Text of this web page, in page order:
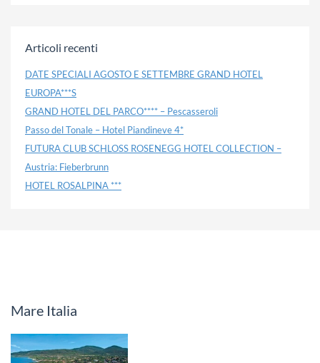
Articoli recenti
DATE SPECIALI AGOSTO E SETTEMBRE GRAND HOTEL
EUROPA***S
GRAND HOTEL DEL PARCO**** – Pescasseroli
Passo del Tonale – Hotel Piandineve 4*
FUTURA CLUB SCHLOSS ROSENEGG HOTEL COLLECTION –
Austria: Fieberbrunn
HOTEL ROSALPINA ***
Mare Italia